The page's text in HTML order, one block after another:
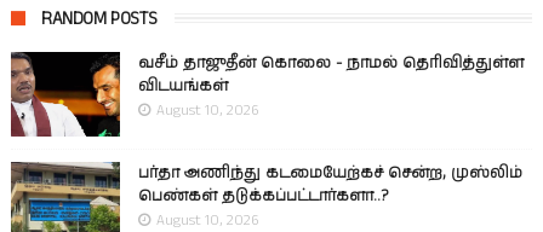
RANDOM POSTS
வசீம் தாஜுதீன் கொலை - நாமல் தெரிவித்துள்ள
விடயங்கள்
August 10, 2026
பர்தா அணிந்து கடமையேற்கச் சென்ற, முஸ்லிம்
பெண்கள் தடுக்கப்பட்டார்களா..?
August 10, 2026